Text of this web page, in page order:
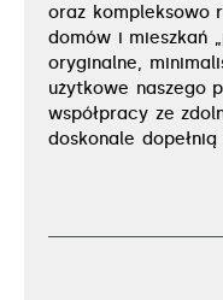
oraz kompleksowo
domów i mieszkań
oryginalne,
użytkowe naszego
współpracy ze
doskonale